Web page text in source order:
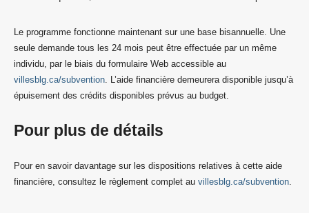
Le programme fonctionne maintenant sur une base bisannuelle. Une
seule demande tous les 24 mois peut être effectuée par un même
individu, par le biais du formulaire Web accessible au
villesblg.ca/subvention . L’aide financière demeurera disponible jusqu’à
épuisement des crédits disponibles prévus au budget.
Pour plus de détails
Pour en savoir davantage sur les dispositions relatives à cette aide
financière, consultez le règlement complet au villesblg.ca/subvention